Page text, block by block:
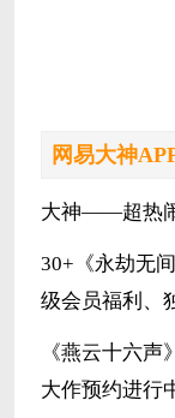
网易大神
大神——超热
30+《永劫无
级会员福利、
《燕云十六
大作预约进行